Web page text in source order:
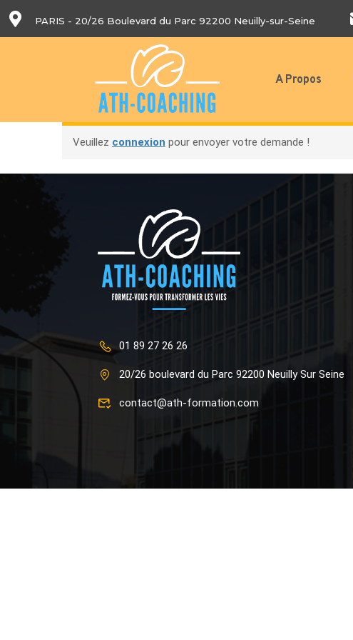
PARIS - 20/26 Boulevard du Parc 92200 Neuilly-sur-Seine
A Propos
Veuillez connexion pour envoyer votre demande !
01 89 27 26 26
20/26 boulevard du Parc 92200 Neuilly Sur Seine
contact@ath-formation.com